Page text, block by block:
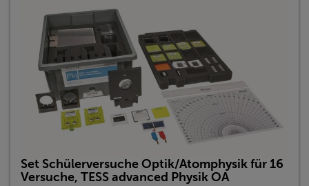
Set Schülerversuche Optik/Atomphysik für 16
Versuche, TESS advanced Physik OA